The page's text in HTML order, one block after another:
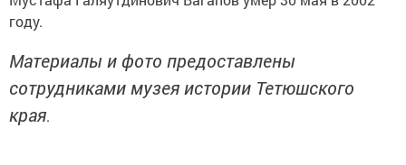
году.
Материалы и фото предоставлены
сотрудниками музея истории Тетюшского
края.